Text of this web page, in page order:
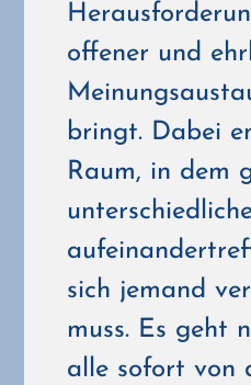
offener und
bringt. Dabei
Raum, in dem
sich jemand
muss. Es geht
alle sofort von